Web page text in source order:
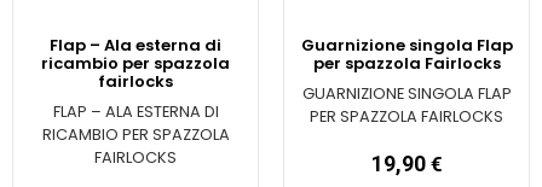
Flap – Ala esterna di
ricambio per spazzola
fairlocks
FLAP – ALA ESTERNA DI
RICAMBIO PER SPAZZOLA
FAIRLOCKS
Guarnizione singola Flap
per spazzola Fairlocks
GUARNIZIONE SINGOLA FLAP
PER SPAZZOLA FAIRLOCKS
19,90 €